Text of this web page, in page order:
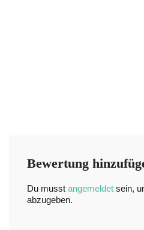
Bewertung
Du musst angemeldet sein,
abzugeben.